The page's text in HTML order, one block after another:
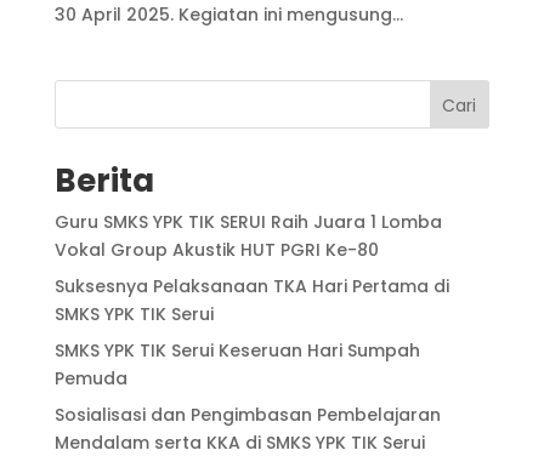
30 April 2025. Kegiatan ini mengusung...
Cari
Berita
Guru SMKS YPK TIK SERUI Raih Juara 1 Lomba
Vokal Group Akustik HUT PGRI Ke-80
Suksesnya Pelaksanaan TKA Hari Pertama di
SMKS YPK TIK Serui
SMKS YPK TIK Serui Keseruan Hari Sumpah
Pemuda
Sosialisasi dan Pengimbasan Pembelajaran
Mendalam serta KKA di SMKS YPK TIK Serui